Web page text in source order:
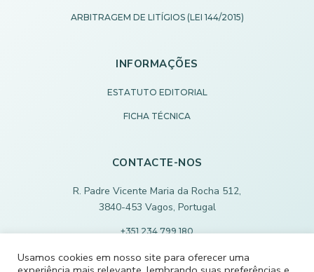
ARBITRAGEM DE LITÍGIOS (LEI 144/2015)
INFORMAÇÕES
ESTATUTO EDITORIAL
FICHA TÉCNICA
CONTACTE-NOS
R. Padre Vicente Maria da Rocha 512,
3840-453 Vagos, Portugal
+351 234 799 180
Usamos cookies em nosso site para oferecer uma